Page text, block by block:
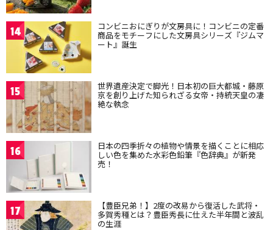
14 コンビニおにぎりが文房具に！コンビニの定番
商品をモチーフにした文房具シリーズ『ジムマ
ート』誕生
15 世界遺産決定で脚光！日本初の巨大都城・藤原
京を創り上げた知られざる女帝・持統天皇の凄
絶な執念
16 日本の四季折々の植物や情景を描くことに相応
しい色を集めた水彩色鉛筆『色辞典』が新発
売！
17 【豊臣兄弟！】2度の改易から復活した武将・
多賀秀種とは？豊臣秀長に仕えた半年間と波乱
の生涯